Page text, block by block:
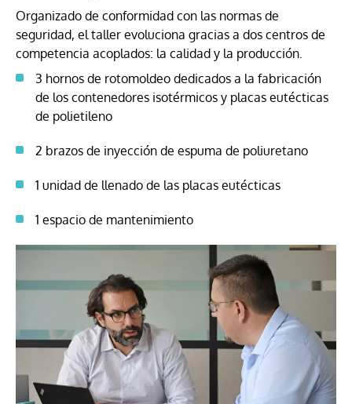
Organizado de conformidad con las normas de
seguridad, el taller evoluciona gracias a dos centros de
competencia acoplados: la calidad y la producción.
3 hornos de rotomoldeo dedicados a la fabricación
de los contenedores isotérmicos y placas eutécticas
de polietileno
2 brazos de inyección de espuma de poliuretano
1 unidad de llenado de las placas eutécticas
1 espacio de mantenimiento